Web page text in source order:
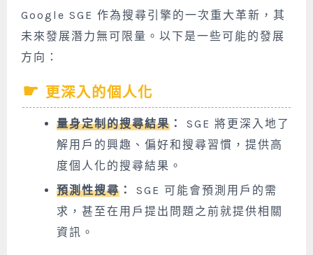
Google SGE 作為搜尋引擎的一次重大革新，其
未來發展潛力無可限量。以下是一些可能的發展
方向：
更深入的個人化
量身定制的搜尋結果 ：
SGE 將更深入地了
解用戶的興趣、偏好和搜尋習慣，提供高
度個人化的搜尋結果。
預測性搜尋 ：
SGE 可能會預測用戶的需
求，甚至在用戶提出問題之前就提供相關
資訊。